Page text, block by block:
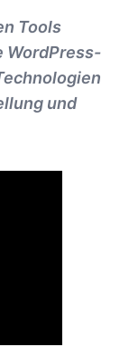
Tools
WordPress-
und